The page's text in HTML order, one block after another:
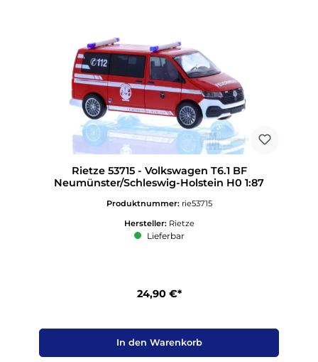
Rietze 53715 - Volkswagen T6.1 BF
Neumünster/Schleswig-Holstein H0 1:87
Produktnummer: rie53715
Hersteller: Rietze
Lieferbar
24,90 €*
In den Warenkorb